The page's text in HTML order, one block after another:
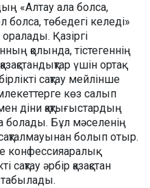
«Алтау ала болса,
болса, төбедегі келеді»
оралады. Қазіргі
қолында, тістегеннің
үшін ортақ
сақтау мейлінше
көз салып
діни қақтығыстардың
болады. Бұл мәселенің
сақталмауынан болып отыр.
конфессияаралық
әрбір қазақстан